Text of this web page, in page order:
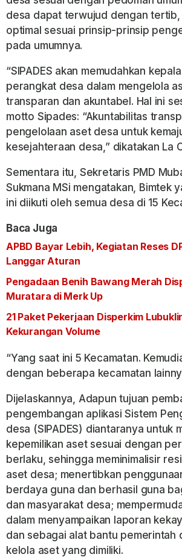
desa dapat terwujud dengan
optimal sesuai prinsip-prinsip
pada umumnya.
“SIPADES akan memudahkan
perangkat desa dalam mengelola
transparan dan akuntabel. Hal ini
motto Sipades: “Akuntabilitas
pengelolaan aset desa untuk
kesejahteraan desa,” dikatakan La
Sementara itu, Sekretaris PMD
Sukmana MSi mengatakan, Bimtek
ini diikuti oleh semua desa di 15
Baca Juga
APBD Bayar Lebih, Kegiatan Reses
Langgar Aturan
Pengadaan Benih Bawang Merah
Muratara di Merk Up
21 Paket Pekerjaan Disperkim
Kekurangan Volume
“Yang saat ini 5 Kecamatan.
dengan beberapa kecamatan
Dijelaskannya, Adapun tujuan
pengembangan aplikasi Sistem
desa (SIPADES) diantaranya untuk
kepemilikan aset sesuai dengan
berlaku, sehingga meminimalisir
aset desa; menertibkan
berdaya guna dan berhasil guna
dan masyarakat desa;
dalam menyampaikan laporan
dan sebagai alat bantu pemerintah
kelola aset yang dimiliki.